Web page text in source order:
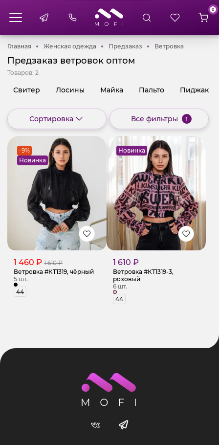
0
ГлавнаяГлавнаяЖенская одежда Женская одежда
Предзаказ Предзаказ
Ветровка
Предзаказ ветровок оптом
Товаров: 2
Свитер Лосины Майка Пальто Пиджак
Сортировка Все фильтры 1
-9%
Новинка
1 460 ₽ 1 610 ₽
Ветровка #КТ1319, чёрный
5 шт.
44
Новинка
1 610 ₽
Ветровка #КТ1319-3,
розовый
6 шт.
44